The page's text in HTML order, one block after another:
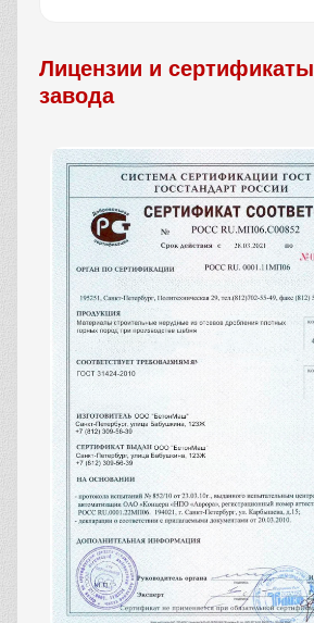
Лицензии и сертификаты
завода